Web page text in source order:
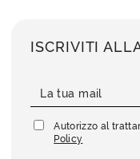
ISCRIVITI
Autorizzo al
Policy